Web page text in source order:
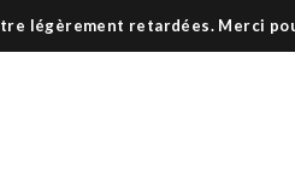
légèrement retardées. Merci